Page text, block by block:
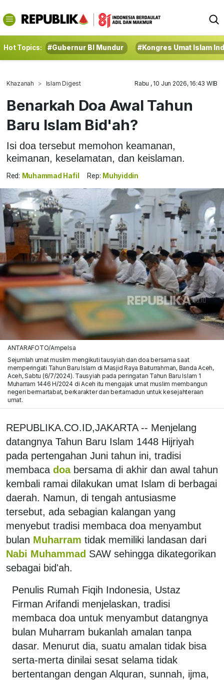
Hot Topics: #Gubernur BI Mundur #Kongres Umat Islam
Khazanah Islam Digest Rabu , 10 Jun 2026, 16:43 WIB
Benarkah Doa Awal Tahun
Baru Islam Bid'ah?
Isi doa tersebut memohon keamanan,
keimanan, keselamatan, dan keislaman.
Red: Muhammad Hafil Rep: Muhyiddin
ANTARAFOTO/Ampelsa
Sejumlah umat muslim mengikuti tausyiah dan doa bersama saat
memperingati Tahun Baru Islam di Masjid Raya Baiturrahman, Banda Aceh,
Aceh, Sabtu (6/7/2024). Tausyiah pada peringatan Tahun Baru Islam 1
Muharram 1446 H/2024 di Aceh itu mengajak umat muslim membangun
negeri bermartabat, berkarakter dan bertamadun untuk kesejahteraan
umat.
REPUBLIKA.CO.ID,JAKARTA -- Menjelang
datangnya Tahun Baru Islam 1448 Hijriyah
pada pertengahan Juni tahun ini, tradisi
membaca doa bersama di akhir dan awal tahun
kembali ramai dilakukan umat Islam di berbagai
daerah. Namun, di tengah antusiasme
tersebut, ada sebagian kalangan yang
menyebut tradisi membaca doa menyambut
bulan Muharram tidak memiliki landasan dari
Nabi Muhammad SAW sehingga dikategorikan
sebagai bid'ah.
Penulis Rumah Fiqih Indonesia, Ustaz
Firman Arifandi menjelaskan, tradisi
membaca doa untuk menyambut datangnya
bulan Muharram bukanlah amalan tanpa
dasar. Menurut dia, suatu amalan tidak bisa
serta-merta dinilai sesat selama tidak
bertentangan dengan Alquran, sunnah, ijma,